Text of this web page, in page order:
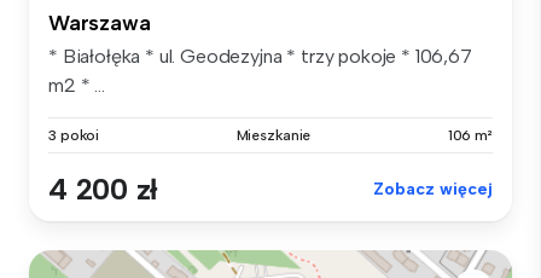
Warszawa
* Białołęka * ul. Geodezyjna * trzy pokoje * 106,67
m2 * ...
3 pokoi Mieszkanie 106 m²
4 200 zł Zobacz więcej